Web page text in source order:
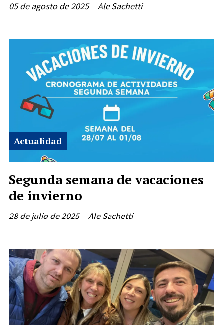
Ale Sachetti
05 de agosto de 2025
Segunda semana de vacaciones
de invierno
Ale Sachetti
Actualidad
28 de julio de 2025